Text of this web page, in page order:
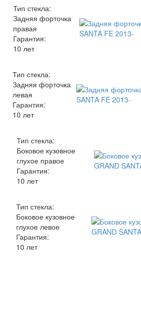
Тип стекла:
Задняя форточка
правая
Гарантия:
10 лет
Тип стекла:
Задняя форточка
левая
Гарантия:
10 лет
Тип стекла:
Боковое кузовное
глухое правое
Гарантия:
10 лет
Тип стекла:
Боковое кузовное
глухое левое
Гарантия:
10 лет